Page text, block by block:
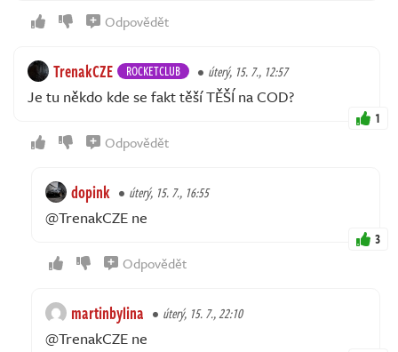
Odpovědět
TrenakCZE ROCKETCLUB úterý, 15. 7., 12:57
Je tu někdo kde se fakt těší TĚŠÍ na COD?
1
Odpovědět
dopink úterý, 15. 7., 16:55
@TrenakCZE ne
3
Odpovědět
martinbylina úterý, 15. 7., 22:10
@TrenakCZE ne